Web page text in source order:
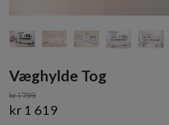
Væghylde Tog
kr 1 799
kr 1 619